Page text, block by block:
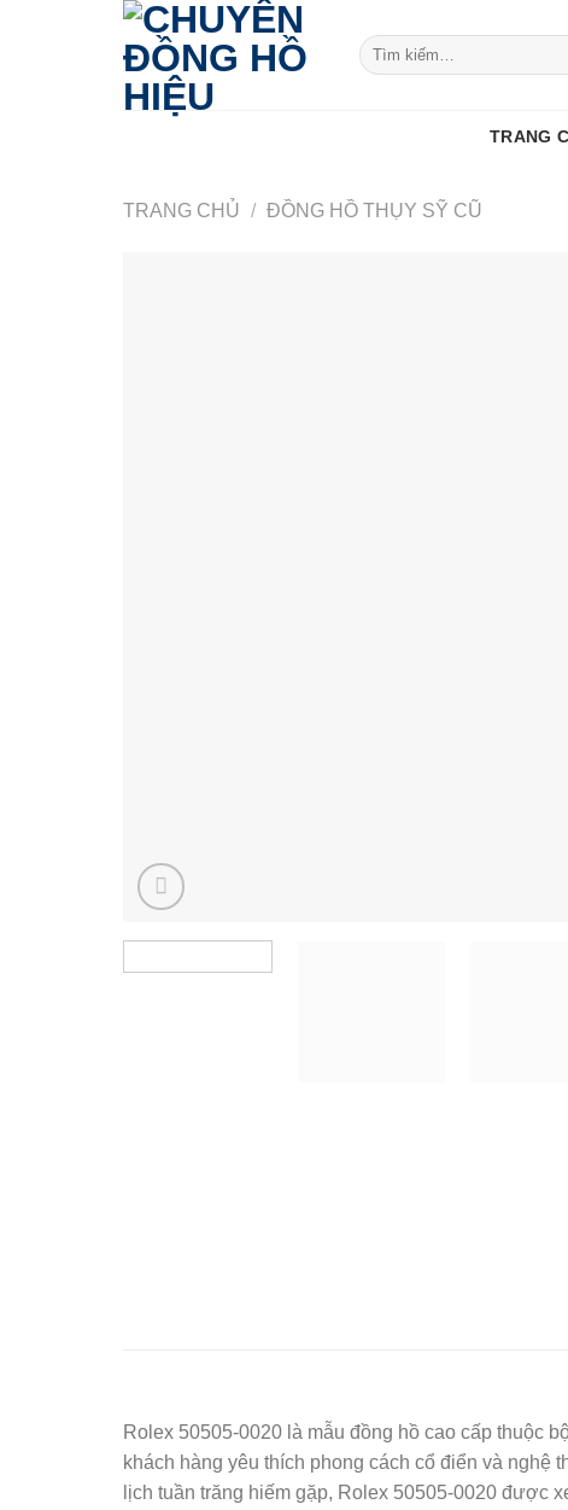
Tìm
kiếm:
TRANG
TRANG CHỦ / ĐỒNG HỒ THỤY SỸ CŨ
Rolex 50505-0020 là mẫu đồng hồ cao cấp thuộc
khách hàng yêu thích phong cách cổ điển và nghệ
lịch tuần trăng hiếm gặp, Rolex 50505-0020 được